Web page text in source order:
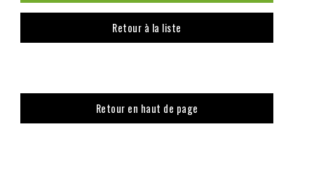
Retour à la liste
Retour en haut de page